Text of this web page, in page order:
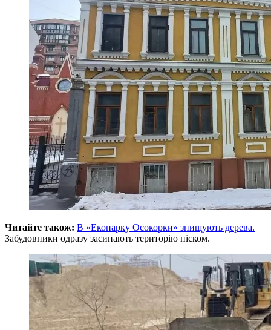
Читайте також: В «Екопарку Осокорки» знищують дерева.
Забудовники одразу засипають територію піском.